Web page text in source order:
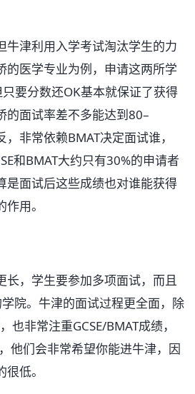
牛津利用入学考试淘汰学生的力
的医学专业为例，申请这两所学
要分数还OK基本就保证了获得
的面试率差不多能达到80–
非常依赖BMAT决定面试谁，
和BMAT大约只有30%的申请者
是面试后这些成绩也对谁能获得
用。
长，学生要参加多项面试，而且
院。牛津的面试过程更全面，除
非常注重GCSE/BMAT成绩，
他们会非常希望你能进牛津，因
低。